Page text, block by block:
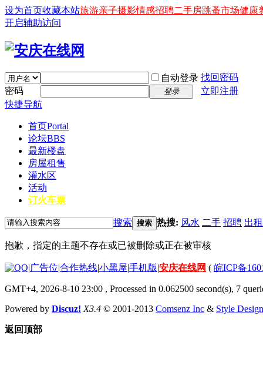
设为首页收藏本站旅游亲子摄影情感招聘二手房跳蚤市场健康
开启辅助访问
自动登录 找回密码
密码
登录
立即注册
快捷导航
首页Portal
论坛BBS
最新楼盘
房屋租售
灌水区
活动
订火车票
搜索 搜索 热搜: 风水 二手 招聘 出租
抱歉，指定的主题不存在或已被删除或正在被审核
|广告位|合作热线|小黑屋|手机版|安庆在线网 ( 皖ICP备
GMT+4, 2026-8-10 23:00 , Processed in 0.062500 second(s), 7
Powered by Discuz! X3.4 © 2001-2013 Comsenz Inc & Style Design
返回顶部